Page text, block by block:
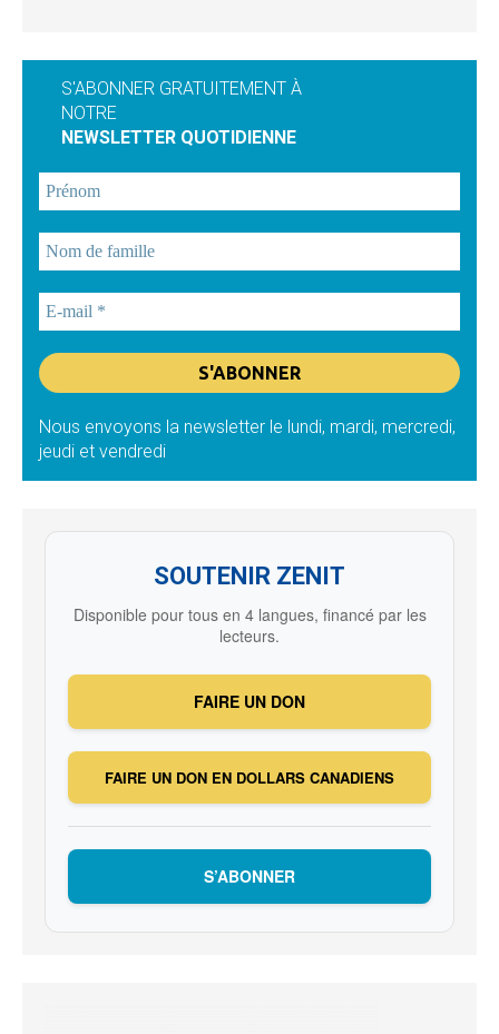
S'ABONNER GRATUITEMENT À
NOTRE
NEWSLETTER QUOTIDIENNE
Nous envoyons la newsletter le lundi, mardi, mercredi,
jeudi et vendredi
SOUTENIR ZENIT
Disponible pour tous en 4 langues, financé par les
lecteurs.
FAIRE UN DON
FAIRE UN DON EN DOLLARS CANADIENS
S’ABONNER